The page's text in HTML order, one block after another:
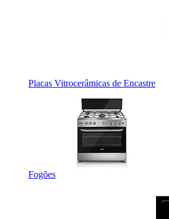
Placas Vitrocerâmicas de Encastre
Fogões